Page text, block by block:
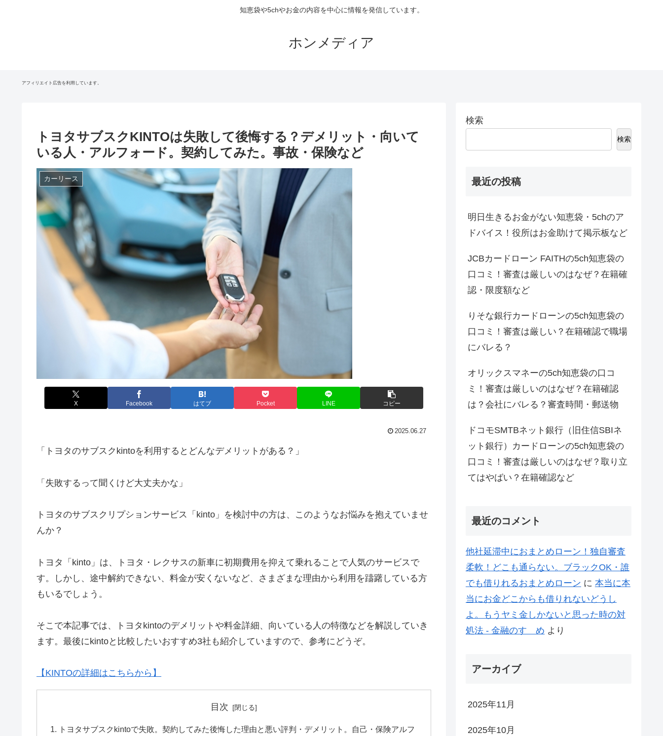
知恵袋や5chやお金の内容を中心に情報を発信しています。
ホンメディア
アフィリエイト広告を利用しています。
トヨタサブスクKINTOは失敗して後悔する？デメリット・向いて
いる人・アルフォード。契約してみた。事故・保険など
カーリース
X Facebook はてブ Pocket LINE コピー
2025.06.27
「トヨタのサブスクkintoを利用するとどんなデメリットがある？」
「失敗するって聞くけど大丈夫かな」
トヨタのサブスクリプションサービス「kinto」を検討中の方は、このようなお悩みを抱えていませ
んか？
トヨタ「kinto」は、トヨタ・レクサスの新車に初期費用を抑えて乗れることで人気のサービスで
す。しかし、途中解約できない、料金が安くないなど、さまざまな理由から利用を躊躇している方
もいるでしょう。
そこで本記事では、トヨタkintoのデメリットや料金詳細、向いている人の特徴などを解説していき
ます。最後にkintoと比較したいおすすめ3社も紹介していますので、参考にどうぞ。
【KINTOの詳細はこちらから】
目次
トヨタサブスクkintoで失敗。契約してみた後悔した理由と悪い評判・デメリット。自己・保険アルフ
検索
検索
最近の投稿
明日生きるお金がない知恵袋・5chのア
ドバイス！役所はお金助けて掲示板など
JCBカードローン FAITHの5ch知恵袋の
口コミ！審査は厳しいのはなぜ？在籍確
認・限度額など
りそな銀行カードローンの5ch知恵袋の
口コミ！審査は厳しい？在籍確認で職場
にバレる？
オリックスマネーの5ch知恵袋の口コ
ミ！審査は厳しいのはなぜ？在籍確認
は？会社にバレる？審査時間・郵送物
ドコモSMTBネット銀行（旧住信SBIネ
ット銀行）カードローンの5ch知恵袋の
口コミ！審査は厳しいのはなぜ？取り立
てはやばい？在籍確認など
最近のコメント
他社延滞中におまとめローン！独自審査
柔軟！どこも通らない。ブラックOK・誰
でも借りれるおまとめローン に 本当に本
当にお金どこからも借りれないどうし
よ。もうヤミ金しかないと思った時の対
処法 - 金融のすゝめ より
アーカイブ
2025年11月
2025年10月